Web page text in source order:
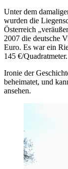
Unter dem
wurden die
Österreich
2007 die deutsche
Euro. Es war ein
145 €/Quadratmeter.
Ironie der
beheimatet, und
ansehen.